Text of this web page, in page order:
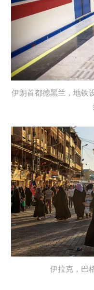
伊朗首都德黑兰，地铁
伊拉克，巴